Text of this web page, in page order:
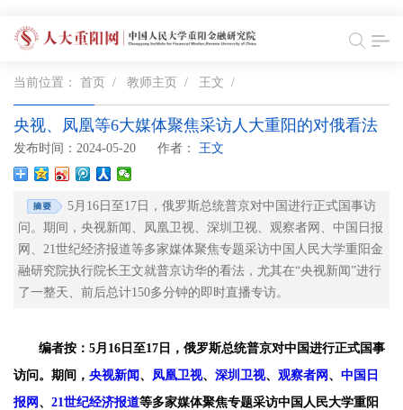
当前位置： 首页 / 教师主页 / 王文 /
央视、凤凰等6大媒体聚焦采访人大重阳的对俄看法
发布时间：2024-05-20 作者： 王文
5月16日至17日，俄罗斯总统普京对中国进行正式国事访
问。期间，央视新闻​、凤凰卫视、深圳卫视、观察者网、中国日报
网、21世纪经济报道等多家媒体聚焦专题采访中国人民大学重阳金
融研究院执行院长王文就普京访华的看法，尤其在“央视新闻”进行
了一整天、前后总计150多分钟的即时直播专访。
编者按：5月16日至17日，俄罗斯总统普京对中国进行正式国事
访问。期间， 央视新闻 、 凤凰卫视、 深圳卫视、 观察者网 、 中国日
报网 、 21世纪经济报道等多家媒体聚焦专题采访中国人民大学重阳